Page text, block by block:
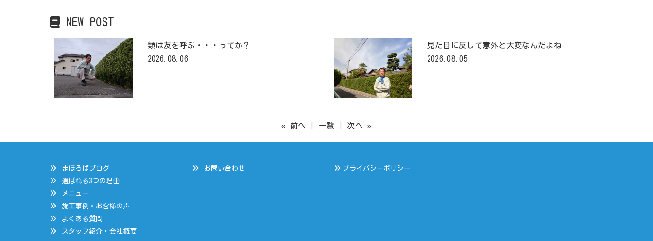
NEW POST
類は友を呼ぶ・・・ってか？
2026.08.06
見た目に反して意外と大変なんだよね
2026.08.05
« 前へ 一覧 次へ »
まほろばブログ
選ばれる3つの理由
メニュー
施工事例・お客様の声
よくある質問
スタッフ紹介・会社概要
お問い合わせ プライバシーポリシー